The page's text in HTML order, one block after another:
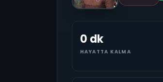
0 dk
HAYATTA KALMA